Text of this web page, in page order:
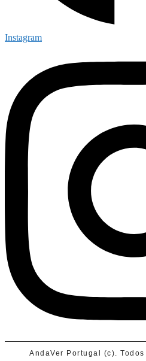
Instagram
AndaVer Portugal (c).